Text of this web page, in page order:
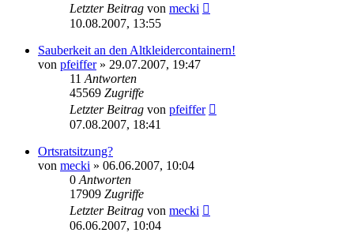
Letzter Beitrag von mecki
10.08.2007, 13:55
Sauberkeit an den Altkleidercontainern!
von pfeiffer» 29.07.2007, 19:47
11 Antworten
45569 Zugriffe
Letzter Beitrag von pfeiffer
07.08.2007, 18:41
Ortsratsitzung?
von mecki » 06.06.2007, 10:04
0 Antworten
17909 Zugriffe
Letzter Beitrag von mecki
06.06.2007, 10:04